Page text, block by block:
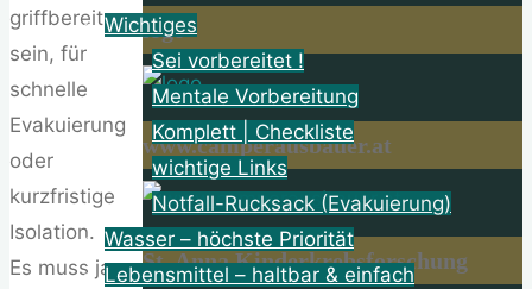
Wichtiges
Sei vorbereitet !
Mentale Vorbereitung
Komplett | Checkliste
wichtige Links
Notfall-Rucksack (Evakuierung)
Wasser – höchste Priorität
Lebensmittel – haltbar & einfach
griffbereit
sein, für
schnelle
Evakuierung
oder
kurzfristige
Isolation.
Es muss ja
logo
www.camperausbauer.at
St. Anna Kinderkrebsforschung